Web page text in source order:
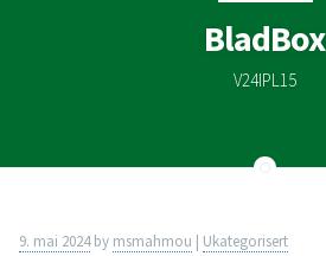
BladBox
V24IPL15
9. mai 2024by msmahmou | Ukategorisert